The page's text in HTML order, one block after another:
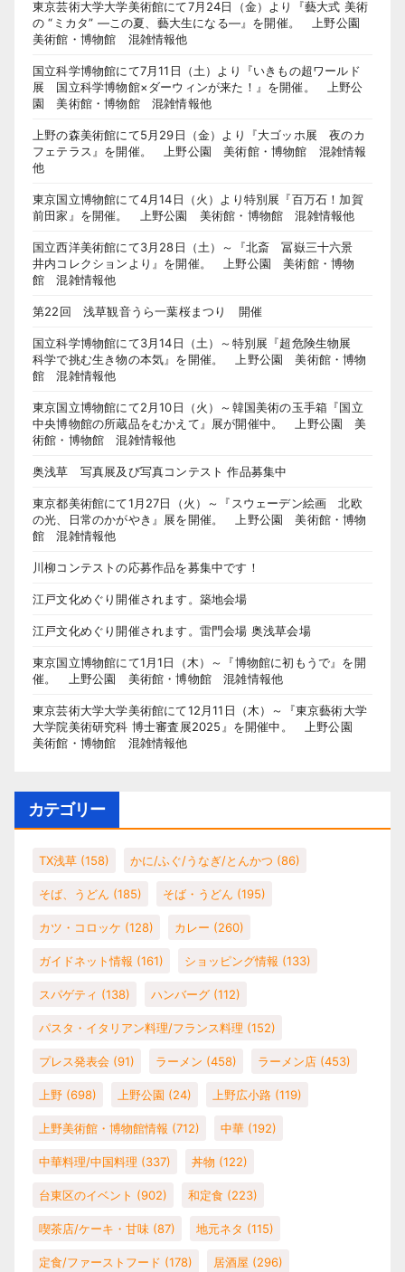
東京芸術大学大学美術館にて7月24日（金）より『藝大式 美術
の “ミカタ” ―この夏、藝大生になる―』を開催。 上野公園
美術館・博物館 混雑情報他
国立科学博物館にて7月11日（土）より『いきもの超ワールド
展 国立科学博物館×ダーウィンが来た！』を開催。 上野公
園 美術館・博物館 混雑情報他
上野の森美術館にて5月29日（金）より『大ゴッホ展 夜のカ
フェテラス』を開催。 上野公園 美術館・博物館 混雑情報
他
東京国立博物館にて4月14日（火）より特別展『百万石！加賀
前田家』を開催。 上野公園 美術館・博物館 混雑情報他
国立西洋美術館にて3月28日（土）～『北斎 冨嶽三十六景
井内コレクションより』を開催。 上野公園 美術館・博物
館 混雑情報他
第22回 浅草観音うら一葉桜まつり 開催
国立科学博物館にて3月14日（土）～特別展『超危険生物展
科学で挑む生き物の本気』を開催。 上野公園 美術館・博物
館 混雑情報他
東京国立博物館にて2月10日（火）～韓国美術の玉手箱『国立
中央博物館の所蔵品をむかえて』展が開催中。 上野公園 美
術館・博物館 混雑情報他
奥浅草 写真展及び写真コンテスト 作品募集中
東京都美術館にて1月27日（火）～『スウェーデン絵画 北欧
の光、日常のかがやき』展を開催。 上野公園 美術館・博物
館 混雑情報他
川柳コンテストの応募作品を募集中です！
江戸文化めぐり開催されます。築地会場
江戸文化めぐり開催されます。雷門会場 奥浅草会場
東京国立博物館にて1月1日（木）～『博物館に初もうで』を開
催。 上野公園 美術館・博物館 混雑情報他
東京芸術大学大学美術館にて12月11日（木）～『東京藝術大学
大学院美術研究科 博士審査展2025』を開催中。 上野公園
美術館・博物館 混雑情報他
カテゴリー
TX浅草 (158) かに/ふぐ/うなぎ/とんかつ (86)
そば、うどん (185) そば・うどん (195)
カツ・コロッケ (128) カレー (260)
ガイドネット情報 (161) ショッピング情報 (133)
スパゲティ (138) ハンバーグ (112)
パスタ・イタリアン料理/フランス料理 (152)
プレス発表会 (91) ラーメン (458) ラーメン店 (453)
上野 (698) 上野公園 (24) 上野広小路 (119)
上野美術館・博物館情報 (712) 中華 (192)
中華料理/中国料理 (337) 丼物 (122)
台東区のイベント (902) 和定食 (223)
喫茶店/ケーキ・甘味 (87) 地元ネタ (115)
定食/ファーストフード (178) 居酒屋 (296)